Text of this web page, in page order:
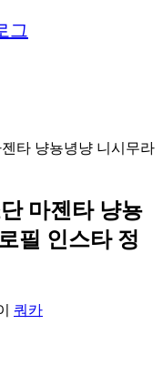
그
타 냥뇽녕냥 니시무라
마젠타 냥뇽
필 인스타 정
쿼카